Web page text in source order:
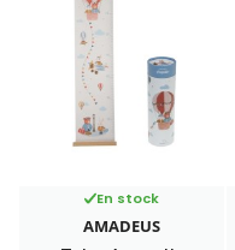
En stock
AMADEUS